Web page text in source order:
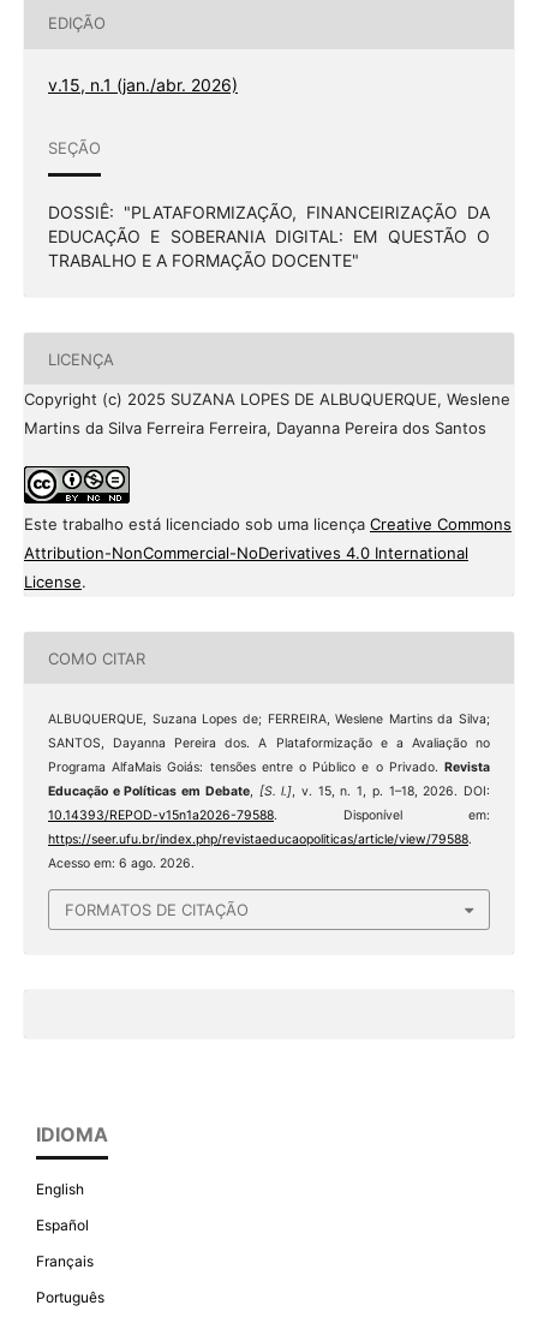
EDIÇÃO
v.15, n.1 (jan./abr. 2026)
SEÇÃO
DOSSIÊ: "PLATAFORMIZAÇÃO, FINANCEIRIZAÇÃO DA
EDUCAÇÃO E SOBERANIA DIGITAL: EM QUESTÃO O
TRABALHO E A FORMAÇÃO DOCENTE"
LICENÇA
Copyright (c) 2025 SUZANA LOPES DE ALBUQUERQUE, Weslene
Martins da Silva Ferreira Ferreira, Dayanna Pereira dos Santos
Este trabalho está licenciado sob uma licença Creative Commons
Attribution-NonCommercial-NoDerivatives 4.0 International
License.
COMO CITAR
ALBUQUERQUE, Suzana Lopes de; FERREIRA, Weslene Martins da Silva;
SANTOS, Dayanna Pereira dos. A Plataformização e a Avaliação no
Programa AlfaMais Goiás: tensões entre o Público e o Privado.Revista
Educação e Políticas em Debate, [S. l.], v. 15, n. 1, p. 1–18, 2026. DOI:
10.14393/REPOD-v15n1a2026-79588. Disponível em:
https://seer.ufu.br/index.php/revistaeducaopoliticas/article/view/79588.
Acesso em: 6 ago. 2026.
FORMATOS DE CITAÇÃO
IDIOMA
English
Español
Français
Português